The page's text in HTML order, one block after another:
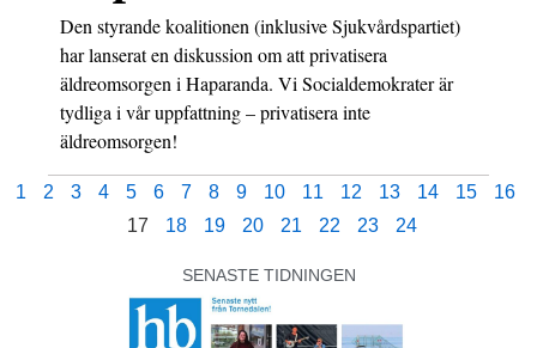
Den styrande koalitionen (inklusive Sjukvårdspartiet)
har lanserat en diskussion om att privatisera
äldreomsorgen i Haparanda. Vi Socialdemokrater är
tydliga i vår uppfattning – privatisera inte
äldreomsorgen!
1 2 3 4 5 6 7 8 9 10 11 12 13 14 15
16
17
18 19 20 21 22 23 24
SENASTE TIDNINGEN